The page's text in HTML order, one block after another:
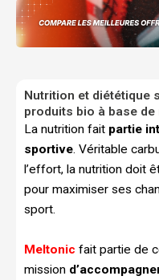
Nutrition et diététique
produits bio à base
La nutrition fait partie
sportive. Véritable
l’effort, la nutrition doit
pour maximiser ses
sport.
Meltonic fait partie de
mission